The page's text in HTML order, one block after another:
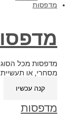
מדפסות
מדפסות מכל
מסחרי, או
קנה עכשיו
מדפסות